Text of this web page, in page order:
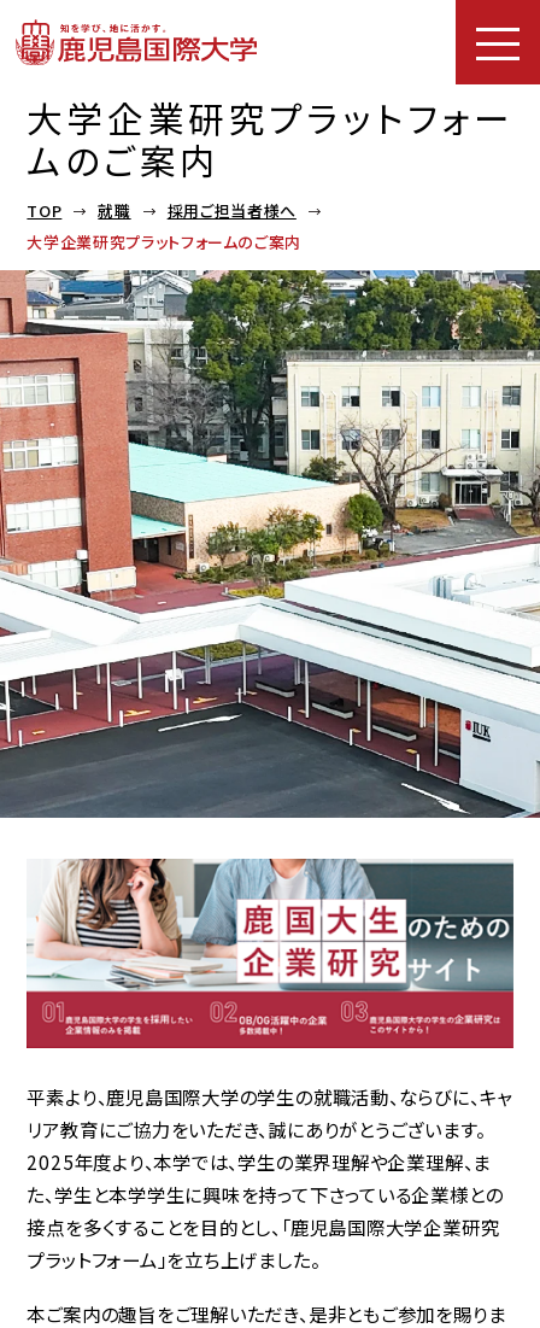
大学企業研究プラットフォー
ムのご案内
TOP 就職
採用ご担当者様へ
大学企業研究プラットフォームのご案内
平素より、鹿児島国際大学の学生の就職活動、ならびに、キャ
リア教育にご協力をいただき、誠にありがとうございます。
2025年度より、本学では、学生の業界理解や企業理解、ま
た、学生と本学学生に興味を持って下さっている企業様との
接点を多くすることを目的とし、「鹿児島国際大学企業研究
プラットフォーム」を立ち上げました。
本ご案内の趣旨をご理解いただき、是非ともご参加を賜りま